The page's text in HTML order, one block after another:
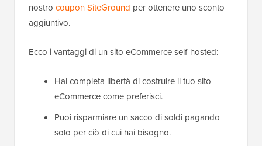
nostro coupon SiteGround per ottenere uno sconto
aggiuntivo.
Ecco i vantaggi di un sito eCommerce self-hosted:
Hai completa libertà di costruire il tuo sito
eCommerce come preferisci.
Puoi risparmiare un sacco di soldi pagando
solo per ciò di cui hai bisogno.